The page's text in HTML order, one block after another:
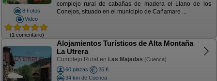
8 Fotos
Video
(1 comentario)
complejo rural de cabañas de madera el Llano de los
Conejos, situado en el municipio de Cañamare ...
Alojamientos Turísticos de Alta Montaña
La Utrera
Complejo Rural en Las Majadas (Cuenca)
60 plazas
25 €
34 km de Cuenca